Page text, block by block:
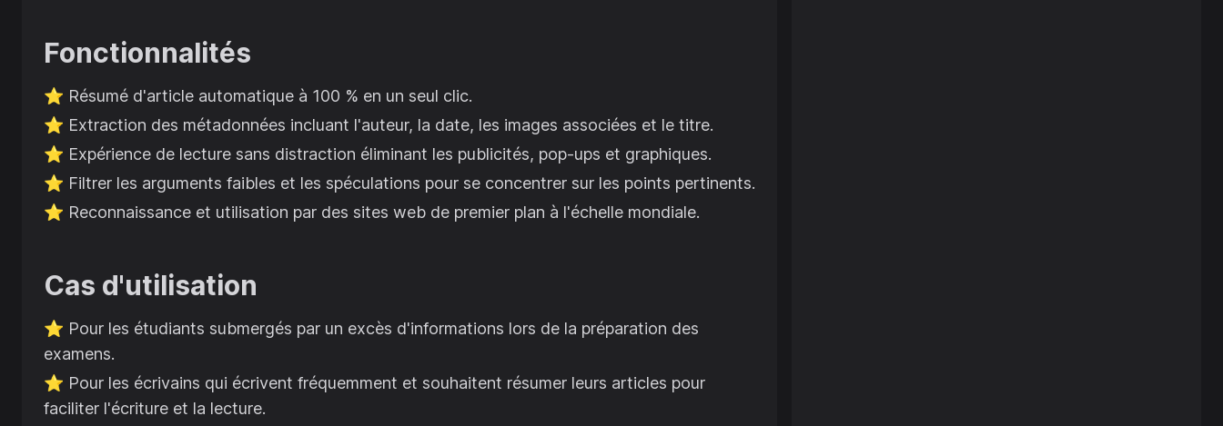
Fonctionnalités
⭐️ Résumé d'article automatique à 100 % en un seul clic.
⭐️ Extraction des métadonnées incluant l'auteur, la date, les images associées et le titre.
⭐️ Expérience de lecture sans distraction éliminant les publicités, pop-ups et graphiques.
⭐️ Filtrer les arguments faibles et les spéculations pour se concentrer sur les points pertinents.
⭐️ Reconnaissance et utilisation par des sites web de premier plan à l'échelle mondiale.
Cas d'utilisation
⭐️ Pour les étudiants submergés par un excès d'informations lors de la préparation des
examens.
⭐️ Pour les écrivains qui écrivent fréquemment et souhaitent résumer leurs articles pour
faciliter l'écriture et la lecture.